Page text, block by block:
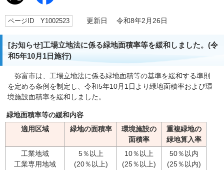
ページID Y1002523 更新日 令和8年2月26日
[お知らせ]工場立地法に係る緑地面積率等を緩和しました。(令
和5年10月1日施行)
弥富市は、工場立地法に係る緑地面積等の基準を緩和する準則
を定める条例を制定し、令和5年10月1日より緑地面積率および環
境施設面積率を緩和しました。
緑地面積率等の緩和内容
適用区域
緑地の面積率
環境施設の
面積率
重複緑地の
緑地算入率
工業地域
工業専用地域
5％以上
(20％以上)
10％以上
(25％以上)
50％以内
(25％以内)